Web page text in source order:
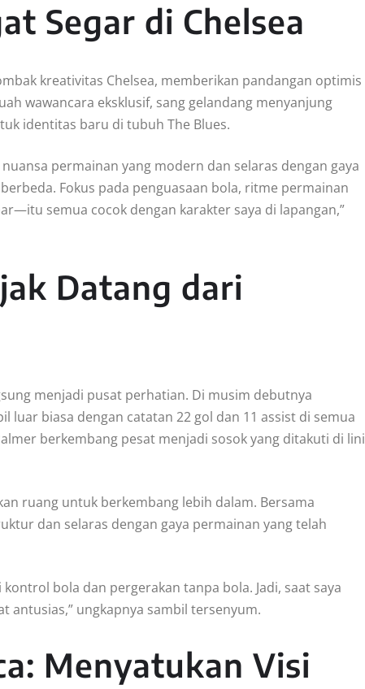
Segar di Chelsea
kreativitas Chelsea, memberikan pandangan optimis
wawancara eksklusif, sang gelandang menyanjung
identitas baru di tubuh The Blues.
permainan yang modern dan selaras dengan gaya
Fokus pada penguasaan bola, ritme permainan
semua cocok dengan karakter saya di lapangan,”
Datang dari
menjadi pusat perhatian. Di musim debutnya
luar biasa dengan catatan 22 gol dan 11 assist di semua
berkembang pesat menjadi sosok yang ditakuti di lini
ruang untuk berkembang lebih dalam. Bersama
dan selaras dengan gaya permainan yang telah
bola dan pergerakan tanpa bola. Jadi, saat saya
antusias,” ungkapnya sambil tersenyum.
Menyatukan Visi